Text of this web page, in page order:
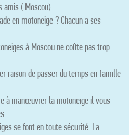
amis ( Moscou).
en motoneige ? Chacun a ses
à Moscou ne coûte pas trop
raison de passer du temps en famille
à manœuvrer la motoneige il vous
se font en toute sécurité. La